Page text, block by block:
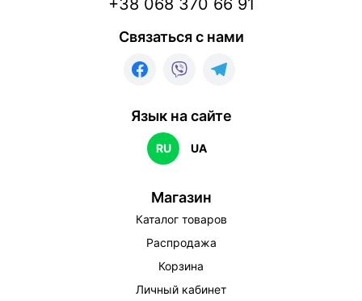
+38 068 370 66 91
Связаться с нами
Язык на сайте
RU UA
Магазин
Каталог товаров
Распродажа
Корзина
Личный кабинет